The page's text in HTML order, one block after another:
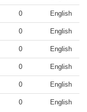
0 English
0 English
0 English
0 English
0 English
0 English